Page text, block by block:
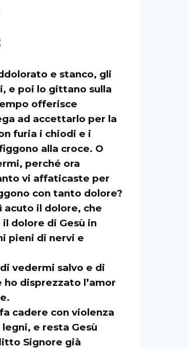
e stanco, gli
e poi lo gittano sulla
offerisce
ad accettarlo per la
furia i chiodi e i
alla croce. O
perché ora
vi affaticaste per
con tanto dolore?
acuto il dolore, che
dolore di Gesù in
pieni di nervi e
vedermi salvo e di
disprezzato l’amor
cadere con violenza
e resta Gesù
Signore già